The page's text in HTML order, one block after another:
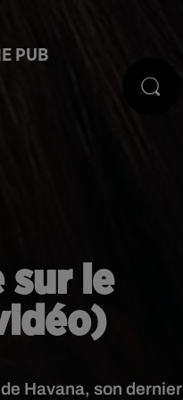
PUB
sur le
Havana, son dernier